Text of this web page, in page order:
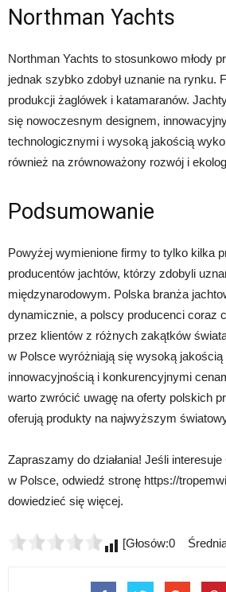
Northman Yachts
Northman Yachts to stosunkowo młody
jednak szybko zdobył uznanie na rynku.
produkcji żaglówek i katamaranów.
się nowoczesnym designem,
technologicznymi i wysoką jakością
również na zrównoważony rozwój i
Podsumowanie
Powyżej wymienione firmy to tylko kilka
producentów jachtów, którzy zdobyli
międzynarodowym. Polska branża
dynamicznie, a polscy producenci coraz
przez klientów z różnych zakątków
w Polsce wyróżniają się wysoką jakością
innowacyjnością i konkurencyjnymi
warto zwrócić uwagę na oferty polskich
oferują produkty na najwyższym
Zapraszamy do działania! Jeśli
w Polsce, odwiedź stronę https://
dowiedzieć się więcej.
[Głosów:0